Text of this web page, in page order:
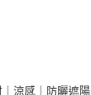
涼感｜防曬遮陽